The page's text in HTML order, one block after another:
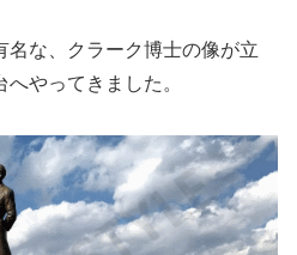
名な、クラーク博士の像が立
やってきました。